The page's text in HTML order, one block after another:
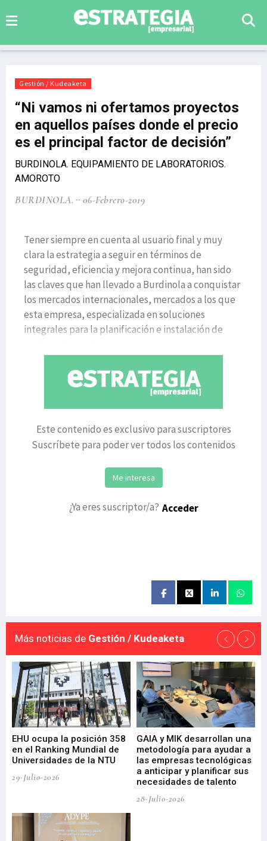
Gestión / Kudeaketa
“Ni vamos ni ofertamos proyectos
en aquellos países donde el precio
es el principal factor de decisión”
BURDINOLA. EQUIPAMIENTO DE LABORATORIOS.
AMOROTO
BURDINOLA. 06-Febrero-2019
Tener siempre en cuenta al usuario final y muy
clara la estrategia a seguir en términos de
seguridad, eficiencia y mejora continua, han sido
las claves que han llevado a Burdinola a conquistar
los mercados internacionales, mercados a los que
esta empresa, especializada en soluciones
integrales para la planificación e instalación de
Este contenido es exclusivo para suscriptores
Suscríbete para poder ver todos los contenidos
Me interesa
¿Ya eres suscriptor/a? Acceder
Más noticias de Gestión / Kudeaketa
EHU ocupa la posición 358
en el Ranking Mundial de
Universidades de la NTU
29-Julio-2026
GAIA y MIK desarrollan una
metodología para ayudar a
las empresas tecnológicas
a anticipar y planificar sus
necesidades de talento
28-Julio-2026